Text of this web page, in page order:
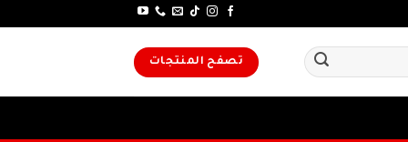
تصفح المنتجات